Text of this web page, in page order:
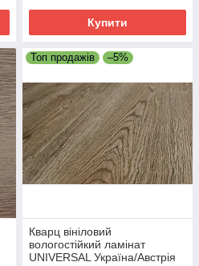
Купити
Топ продажів –5%
Кварц вініловий
вологостійкий ламінат
UNIVERSAL Україна/Австрія